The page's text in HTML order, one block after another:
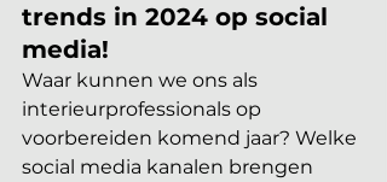
trends in 2024 op social
media!
Waar kunnen we ons als
interieurprofessionals op
voorbereiden komend jaar? Welke
social media kanalen brengen